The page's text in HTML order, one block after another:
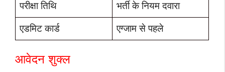
परीक्षा तिथि भर्ती के नियम दवारा
एडमिट कार्ड एग्जाम से पहले
आवेदन शुक्ल